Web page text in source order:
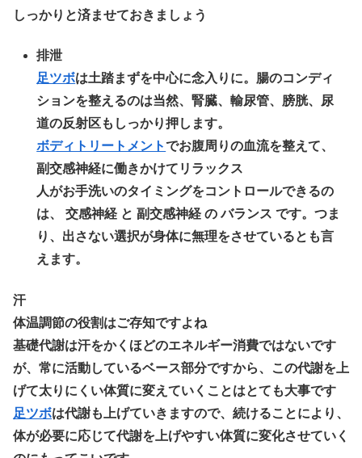
しっかりと済ませておきましょう
排泄
足ツボは土踏まずを中心に念入りに。腸のコンディ
ションを整えるのは当然、腎臓、輸尿管、膀胱、尿
道の反射区もしっかり押します。
ボディトリートメントでお腹周りの血流を整えて、
副交感神経に働きかけてリラックス
人がお手洗いのタイミングをコントロールできるの
は、 交感神経 と 副交感神経 の バランス です。つま
り、出さない選択が身体に無理をさせているとも言
えます。
汗
体温調節の役割はご存知ですよね
基礎代謝は汗をかくほどのエネルギー消費ではないです
が、常に活動しているベース部分ですから、この代謝を上
げて太りにくい体質に変えていくことはとても大事です
足ツボは代謝も上げていきますので、続けることにより、
体が必要に応じて代謝を上げやすい体質に変化させていく